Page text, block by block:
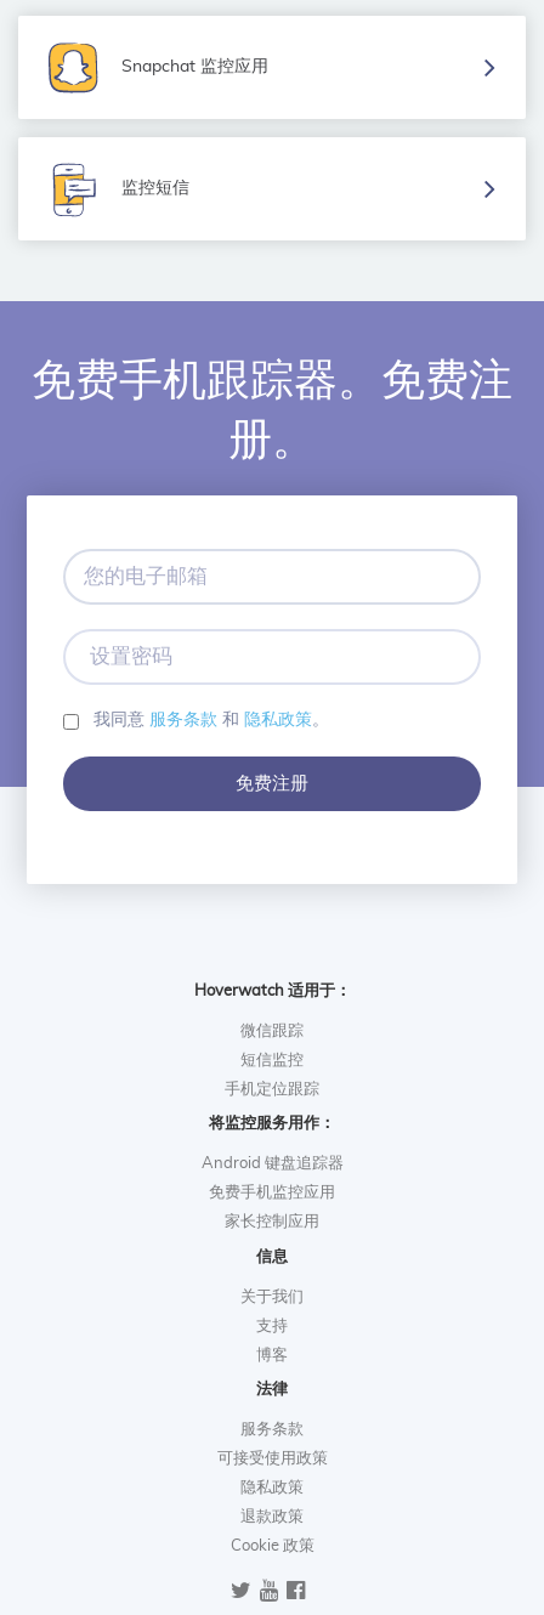
Snapchat 监控应用
监控短信
免费手机跟踪器。免费注
册。
子
箱
码
我同意 服务条款 和 隐私政策。
免费注册
Hoverwatch 适用于：
微信跟踪
短信监控
手机定位跟踪
将监控服务用作：
Android 键盘追踪器
免费手机监控应用
家长控制应用
信息
关于我们
支持
博客
法律
服务条款
可接受使用政策
隐私政策
退款政策
Cookie 政策